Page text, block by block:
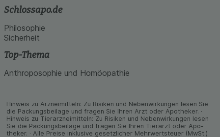
Schlossapo.de
Philosophie
Sicherheit
Top-Thema
Anthroposophie und Homöopathie
Hinweis zu Arzneimitteln: Zu Risiken und Neben­wirkungen lesen Sie
die Packungs­beilage und fragen Sie Ihren Arzt oder Apo­theker. ·
Hinweis zu Tier­arz­nei­mitteln: Zu Risiken und Neben­wirkungen lesen
Sie die Packungs­beilage und fragen Sie Ihren Tier­arzt oder Apo­
theker. · Alle Preise inklusive gesetz­licher Mehrwertsteuer (MwSt.)